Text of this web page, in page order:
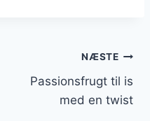
NÆSTE
Passionsfrugt til is
med en twist